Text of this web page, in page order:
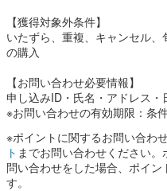
【獲得対象外条件】
いたずら、重複、キャンセル
の購入
【お問い合わせ必要情報】
申し込みID・氏名・アドレス・
※お問い合わせの有効期限：条
※ポイントに関するお問い合わせ
ト までお問い合わせください
問い合わせをした場合、ポイ
す。